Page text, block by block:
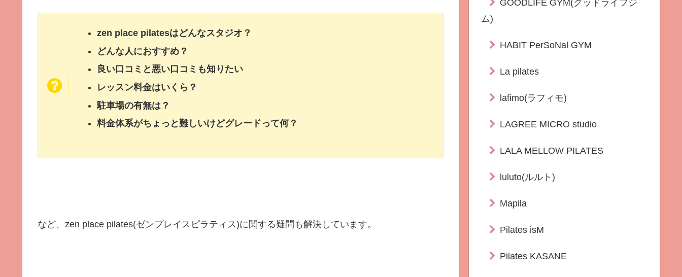
zen place pilatesはどんなスタジオ？
どんな人におすすめ？
良い口コミと悪い口コミも知りたい
レッスン料金はいくら？
駐車場の有無は？
料金体系がちょっと難しいけどグレードって何？
など、zen place pilates(ゼンプレイスピラティス)に関する疑問も解決しています。
GOODLIFE GYM(グッドライフジ
ム)
HABIT PerSoNal GYM
La pilates
lafimo(ラフィモ)
LAGREE MICRO studio
LALA MELLOW PILATES
luluto(ルルト)
Mapila
Pilates isM
Pilates KASANE